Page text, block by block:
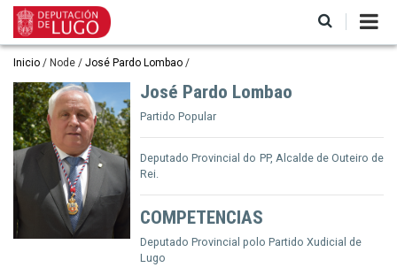
Pasar
contenido
principal
Ruta
de
navegación
Inicio Node José Pardo Lombao
José Pardo Lombao
Partido Popular
Deputado Provincial do PP, Alcalde de Outeiro de
Rei.
COMPETENCIAS
Deputado Provincial polo Partido Xudicial de
Lugo